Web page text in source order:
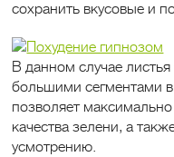
сохранить вкусовые и
В данном случае
большими сегментами
позволяет
качества зелени, а
усмотрению.